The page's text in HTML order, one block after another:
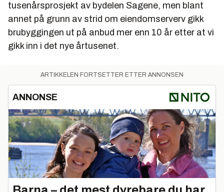
tusenårsprosjekt av bydelen Sagene, men blant
annet på grunn av strid om eiendomserverv gikk
brubyggingen ut på anbud mer enn 10 år etter at vi
gikk inn i det nye årtusenet.
ARTIKKELEN FORTSETTER ETTER ANNONSEN
ANNONSE